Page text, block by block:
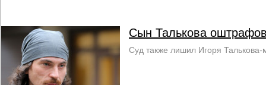
Сын Талькова
Суд также лишил Игоря Талькова-